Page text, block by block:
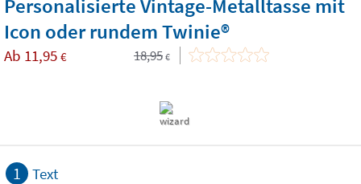
Personalisierte Vintage-Metalltasse mit
Icon oder rundem Twinie®️
Ab 11,95 € 18,95 €
1 Text